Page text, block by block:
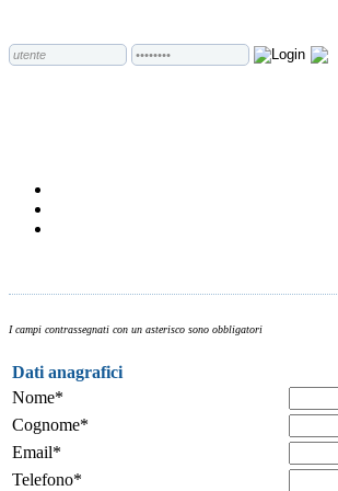
I campi contrassegnati con un asterisco sono obbligatori
Dati anagrafici
Nome*
Cognome*
Email*
Telefono*